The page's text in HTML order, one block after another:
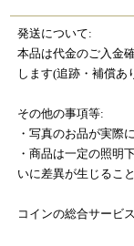
発送について:
本品は代金のご入金
します(追跡・補償あ
その他の事項等:
・写真のお品が実際
・商品は一定の照明
いに差異が生じるこ
コインの総合サービ